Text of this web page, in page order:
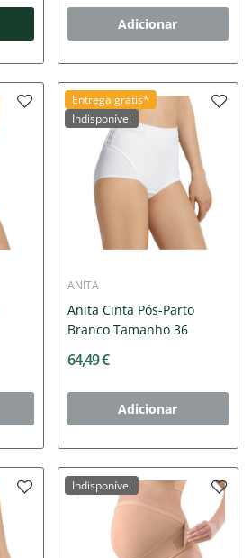
Adicionar
Entrega grátis*
Indisponível
ANITA
Anita Cinta Pós-Parto
Branco Tamanho 36
64,49 €
Adicionar
Indisponível